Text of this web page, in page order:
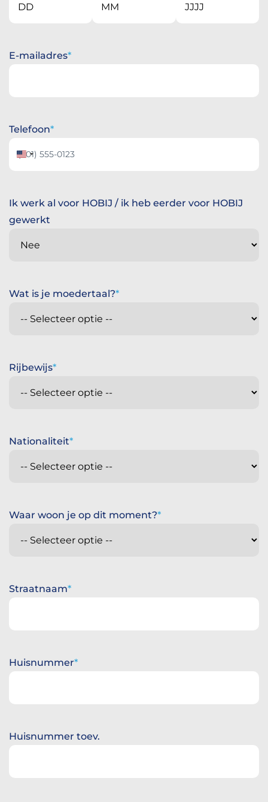
E-mailadres
Telefoon
Verenigde
Ik werk al voor HOBIJ / ik heb eerder voor HOBIJ
gewerkt
Wat is je moedertaal?
Rijbewijs
Nationaliteit
Waar woon je op dit moment?
Straatnaam
Huisnummer
Huisnummer toev.